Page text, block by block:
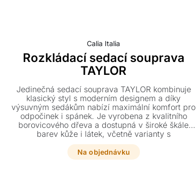
Calia Italia
Rozkládací sedací souprava
TAYLOR
Jedinečná sedací souprava TAYLOR kombinuje
klasický styl s moderním designem a díky
výsuvným sedákům nabízí maximální komfort pro
odpočinek i spánek. Je vyrobena z kvalitního
borovicového dřeva a dostupná v široké škále
barev kůže i látek, včetně varianty s
plnohodnotným lůžkem.
Na objednávku